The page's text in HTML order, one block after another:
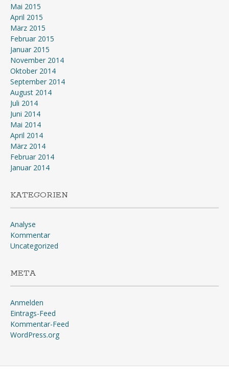
Mai 2015
April 2015
März 2015
Februar 2015
Januar 2015
November 2014
Oktober 2014
September 2014
August 2014
Juli 2014
Juni 2014
Mai 2014
April 2014
März 2014
Februar 2014
Januar 2014
KATEGORIEN
Analyse
Kommentar
Uncategorized
META
Anmelden
Eintrags-Feed
Kommentar-Feed
WordPress.org